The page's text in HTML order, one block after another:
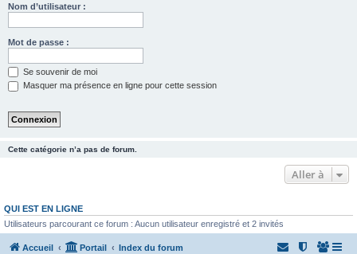
Nom d’utilisateur :
Mot de passe :
Se souvenir de moi
Masquer ma présence en ligne pour cette session
Cette catégorie n’a pas de forum.
Aller à
QUI EST EN LIGNE
Utilisateurs parcourant ce forum : Aucun utilisateur enregistré et 2 invités
Accueil Portail Index du forum